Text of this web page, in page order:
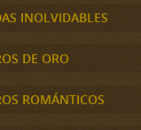
INOLVIDABLES
DE ORO
ROMÁNTICOS